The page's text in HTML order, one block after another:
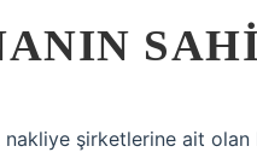
şirketlerine ait olan